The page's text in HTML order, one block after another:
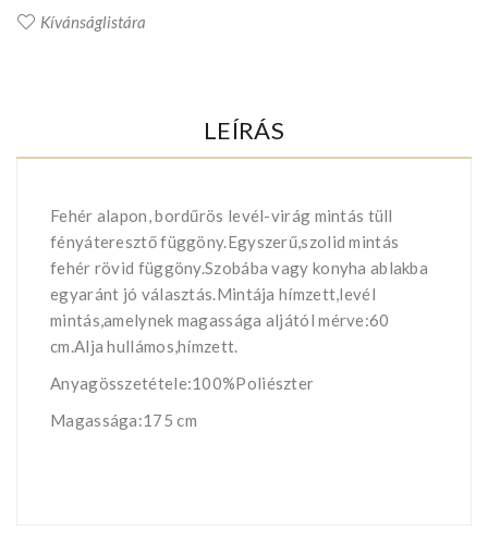
Kívánságlistára
LEÍRÁS
Fehér alapon, bordűrös levél-virág mintás tüll
fényáteresztő függöny.Egyszerű,szolid mintás
fehér rövid függöny.Szobába vagy konyha ablakba
egyaránt jó választás.Mintája hímzett,levél
mintás,amelynek magassága aljától mérve:60
cm.Alja hullámos,hímzett.
Anyagösszetétele:100%Poliészter
Magassága:175 cm